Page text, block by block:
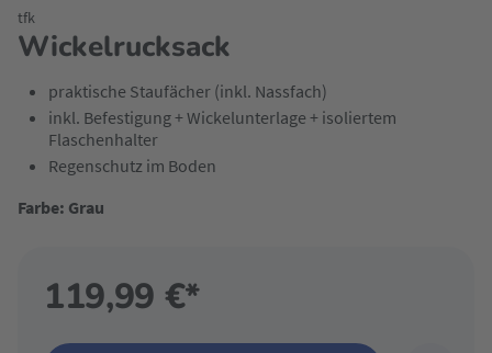
Wickelrucksack
tfk
praktische Staufächer (inkl. Nassfach)
inkl. Befestigung + Wickelunterlage + isoliertem
Flaschenhalter
Regenschutz im Boden
Farbe: Grau
119,99 €*